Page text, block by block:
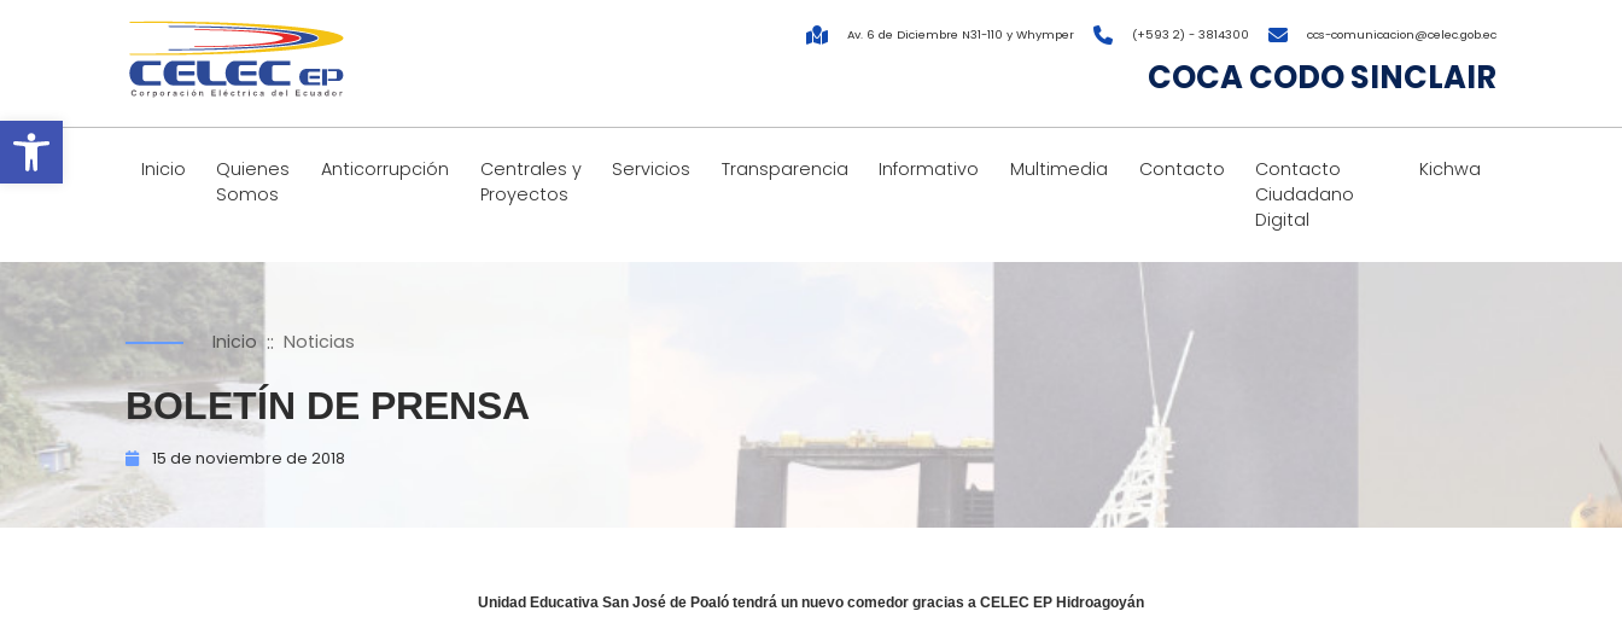
Abrir barra de herramientas
Av. 6 de Diciembre N31-110 y Whymper (+593 2) - 3814300 ccs-comunicacion@celec.gob.ec
COCA CODO SINCLAIR
Inicio
Quienes
Somos
Anticorrupción
Centrales y
Proyectos
Servicios Transparencia Informativo Multimedia Contacto
Contacto
Ciudadano
Digital
Kichwa
Inicio :: Noticias
BOLETÍN DE PRENSA
15 de noviembre de 2018
Unidad Educativa San José de Poaló tendrá un nuevo comedor gracias a CELEC EP Hidroagoyán